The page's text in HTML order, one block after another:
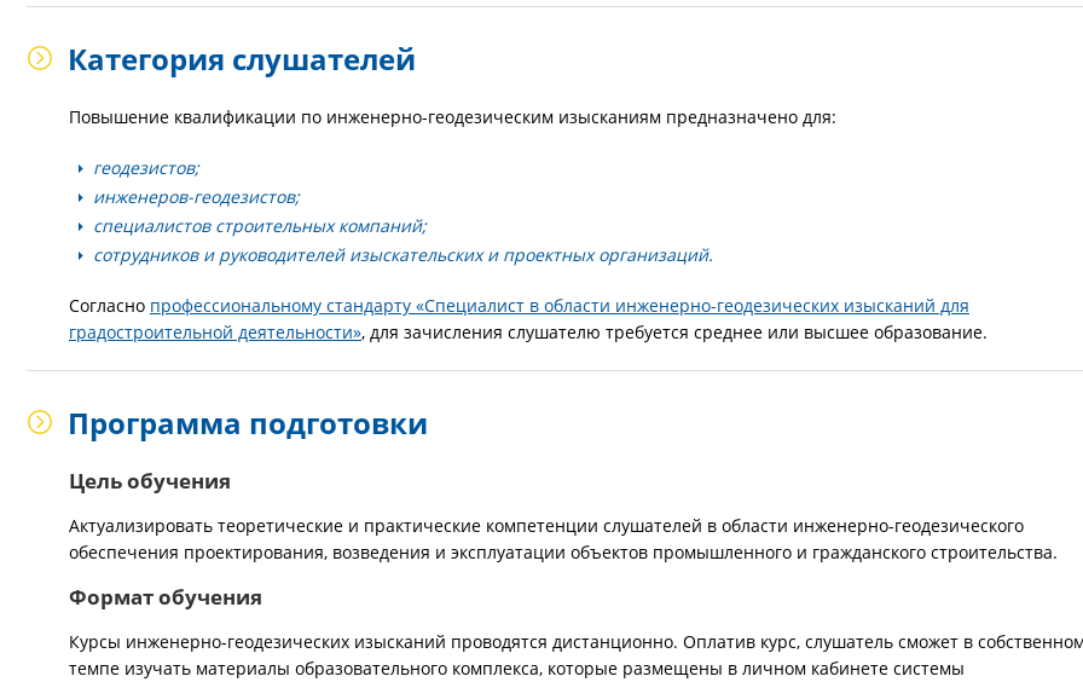
Категория слушателей
Повышение квалификации по инженерно-геодезическим изысканиям предназначено для:
геодезистов;
инженеров-геодезистов;
специалистов строительных компаний;
сотрудников и руководителей изыскательских и проектных организаций.
Согласно профессиональному стандарту «Специалист в области инженерно-геодезических изысканий для
градостроительной деятельности», для зачисления слушателю требуется среднее или высшее образование.
Программа подготовки
Цель обучения
Актуализировать теоретические и практические компетенции слушателей в области инженерно-геодезического
обеспечения проектирования, возведения и эксплуатации объектов промышленного и гражданского строительства.
Формат обучения
Курсы инженерно-геодезических изысканий проводятся дистанционно. Оплатив курс, слушатель сможет в
темпе изучать материалы образовательного комплекса, которые размещены в личном кабинете системы